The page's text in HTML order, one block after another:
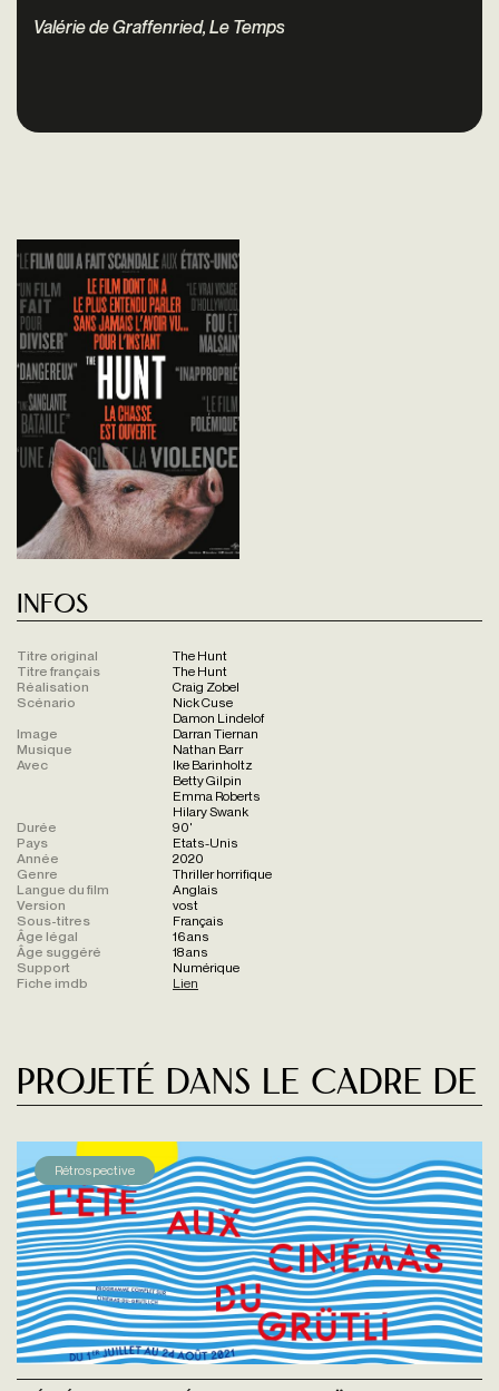
Valérie de Graffenried, Le Temps
Infos
Titre original
The Hunt
Titre français
The Hunt
Réalisation
Craig Zobel
Scénario
Nick Cuse
Damon Lindelof
Image
Darran Tiernan
Musique
Nathan Barr
Avec
Ike Barinholtz
Betty Gilpin
Emma Roberts
Hilary Swank
Durée
90'
Pays
Etats-Unis
Année
2020
Genre
Thriller horrifique
Langue du film
Anglais
Version
vost
Sous-titres
Français
Âge légal
16 ans
Âge suggéré
18 ans
Support
Numérique
Fiche imdb
Lien
Projeté dans le cadre de
Rétrospective